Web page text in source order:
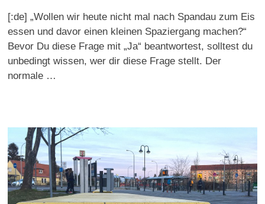
[:de] „Wollen wir heute nicht mal nach Spandau zum Eis
essen und davor einen kleinen Spaziergang machen?“
Bevor Du diese Frage mit „Ja“ beantwortest, solltest du
unbedingt wissen, wer dir diese Frage stellt. Der
normale …